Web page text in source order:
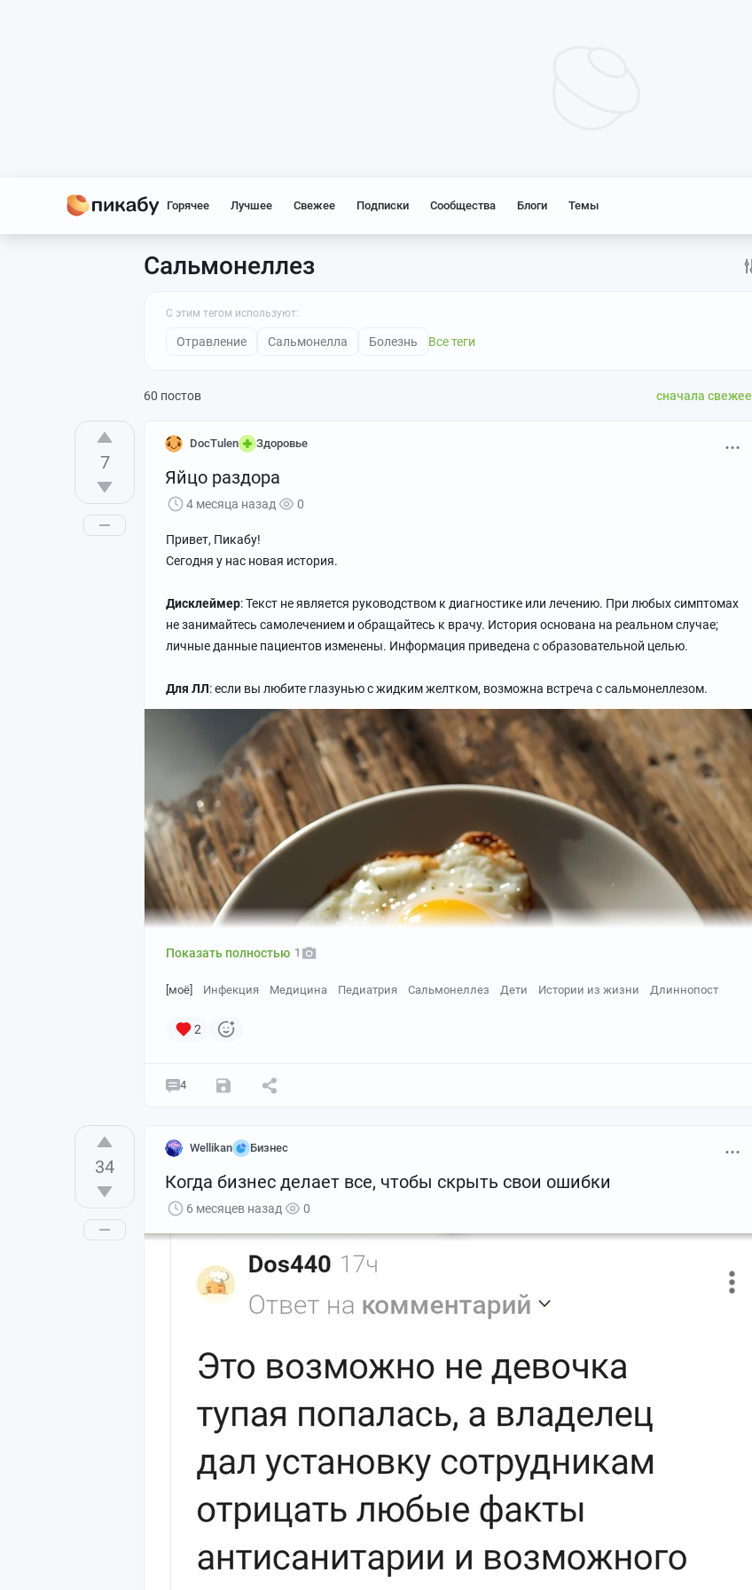
Горячее Лучшее Свежее Подписки Сообщества Блоги Темы
Сальмонеллез
С этим тегом используют:
Отравление Сальмонелла Болезнь Все теги
60 постов сначала свежее
7
DocTulen Здоровье
Яйцо раздора
4 месяца назад 0
Привет, Пикабу!
Сегодня у нас новая история.
Дисклеймер: Текст не является руководством к диагностике или лечению. При любых симптомах
не занимайтесь самолечением и обращайтесь к врачу. История основана на реальном случае;
личные данные пациентов изменены. Информация приведена с образовательной целью.
Для ЛЛ: если вы любите глазунью с жидким желтком, возможна встреча с сальмонеллезом.
Сегодня я хочу поделиться ещё одним случаем из своей практики.
На самом деле эта болезнь встречается довольно часто. Но далеко не все знают как себя
В боксе ожидал мальчик 5 лет. Он поступил на вторые сутки заболевания. Со слов мамы, его
беспокоила сильная лихорадка, боль в животе, рвота, частый, жидкий стул, периодически
беспокоили боли в животе перед походом в туалет.
Каков наш план?
Чтобы правильно помочь, нужно знать, что могло быть причиной болезни. Когда мы говорим о
Показать полностью 1
[моё] Инфекция Медицина Педиатрия Сальмонеллез Дети Истории из жизни Длиннопост
2
4
34
Wellikan Бизнес
Когда бизнес делает все, чтобы скрыть свои ошибки
6 месяцев назад 0